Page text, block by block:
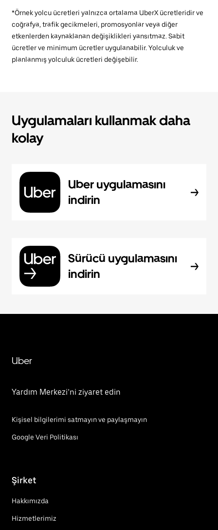
*Örnek yolcu ücretleri yalnızca ortalama UberX ücretleridir ve
coğrafya, trafik gecikmeleri, promosyonlar veya diğer
etkenlerden kaynaklanan değişiklikleri yansıtmaz. Sabit
ücretler ve minimum ücretler uygulanabilir. Yolculuk ve
planlanmış yolculuk ücretleri değişebilir.
Uygulamaları kullanmak daha
kolay
Uber uygulamasını
indirin
Sürücü uygulamasını
indirin
Uber
Yardım Merkezi’ni ziyaret edin
Kişisel bilgilerimi satmayın ve paylaşmayın
Google Veri Politikası
Şirket
Hakkımızda
Hizmetlerimiz